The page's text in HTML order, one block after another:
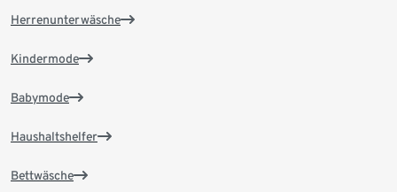
Herrenunterwäsche
Kindermode
Babymode
Haushaltshelfer
Bettwäsche